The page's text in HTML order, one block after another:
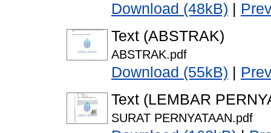
Download (48kB)
Text (ABSTRAK)
ABSTRAK.pdf
Download (55kB)
Text (LEMBAR
SURAT PERNYATAAN.pdf